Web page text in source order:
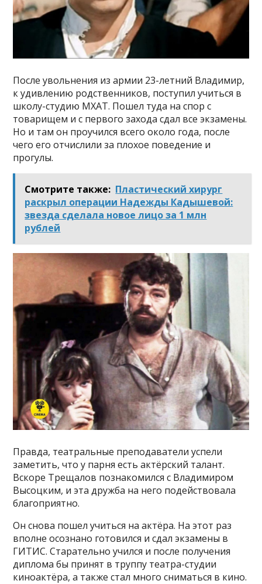
После увольнения из армии 23-летний Владимир,
к удивлению родственников, поступил учиться в
школу-студию МХАТ. Пошел туда на спор с
товарищем и с первого захода сдал все экзамены.
Но и там он проучился всего около года, после
чего его отчислили за плохое поведение и
прогулы.
Смотрите также: Пластический хирург
раскрыл операции Надежды Кадышевой:
звезда сделала новое лицо за 1 млн
рублей
Правда, театральные преподаватели успели
заметить, что у парня есть актёрский талант.
Вскоре Трещалов познакомился с Владимиром
Высоцким, и эта дружба на него подействовала
благоприятно.
Он снова пошел учиться на актёра. На этот раз
вполне осознано готовился и сдал экзамены в
ГИТИС. Старательно учился и после получения
диплома бы принят в труппу театра-студии
киноактёра, а также стал много сниматься в кино.